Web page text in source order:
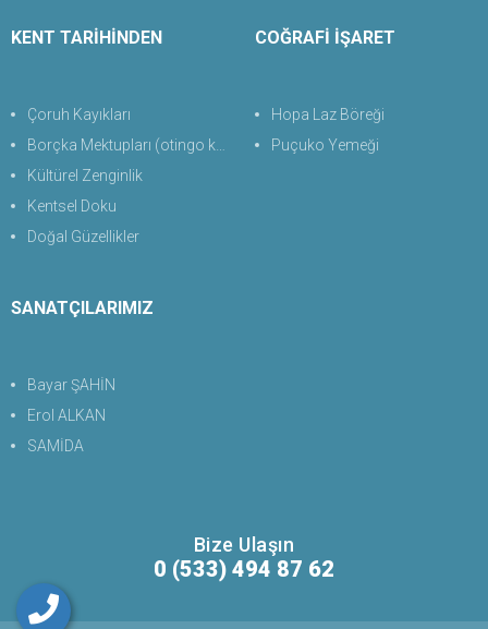
KENT TARİHİNDEN
Çoruh Kayıkları
Borçka Mektupları (otingo kaplıcası)
Kültürel Zenginlik
Kentsel Doku
Doğal Güzellikler
COĞRAFİ İŞARET
Hopa Laz Böreği
Puçuko Yemeği
SANATÇILARIMIZ
Bayar ŞAHİN
Erol ALKAN
SAMİDA
Bize Ulaşın
0 (533) 494 87 62